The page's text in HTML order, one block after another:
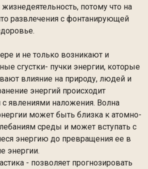
потому что на
развлечения с фонтанирующей
и не только возникают и
сгустки- пучки энергии, которые
влияние на природу, людей и
энергий происходит
явлениями наложения. Волна
может быть близка к атомно-
среды и может вступать с
энергию до превращения ее в
энергии.
- позволяет прогнозировать